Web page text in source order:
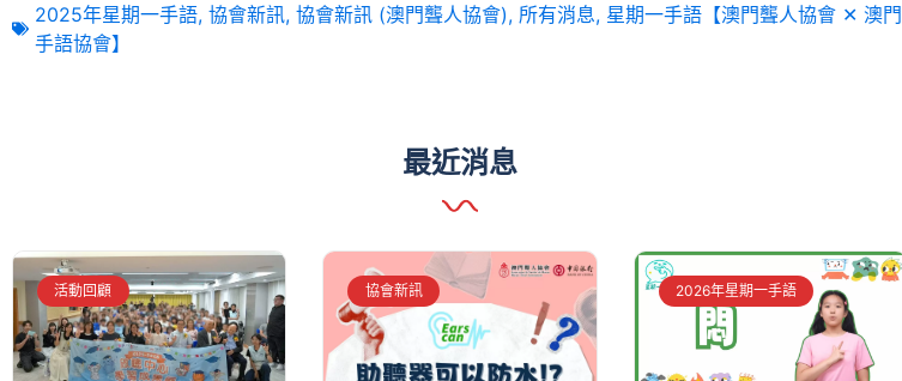
2025年星期一手語, 協會新訊, 協會新訊 (澳門聾人協會), 所有消息, 星期一手語【澳門聾人協會 ✕ 澳門
手語協會】
最近消息
活動回顧 協會新訊 2026年星期一手語